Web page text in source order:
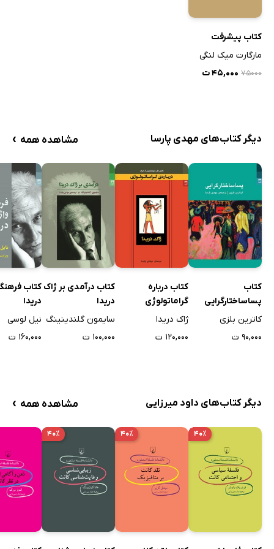
کتاب پیشرفت
مارگارت میک لنگی
۷۵۰۰۰ ۴۵,۰۰۰ ت
دیگر کتاب‌های مهدی پارسا مشاهده همه ›
کتاب
پساساختارگرایی
کاترین بلزی
۹۰,۰۰۰ ت
کتاب درباره
گراماتولوژی
ژاک دریدا
۱۲۰,۰۰۰ ت
کتاب درآمدی بر ژاک
دریدا
سایمون گلندینینگ
۱۰۰,۰۰۰ ت
کتاب
دریدا
نیل لوسی
۱۶۰,۰۰۰ ت
دیگر کتاب‌های داود میرزایی مشاهده همه ›
۴۰٪ ۴۰٪ ۴۰٪